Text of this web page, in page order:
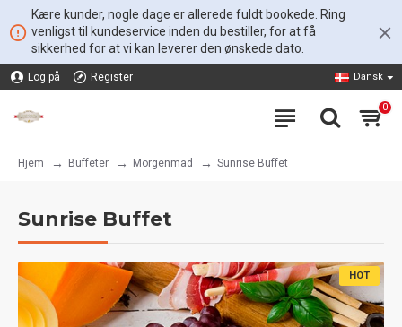
Kære kunder, nogle dage er allerede fuldt bookede. Ring
venligst til kundeservice inden du bestiller, for at få
sikkerhed for at vi kan leverer den ønskede dato.
Log på Register Dansk
0
Hjem Buffeter Morgenmad Sunrise Buffet
Sunrise Buffet
HOT